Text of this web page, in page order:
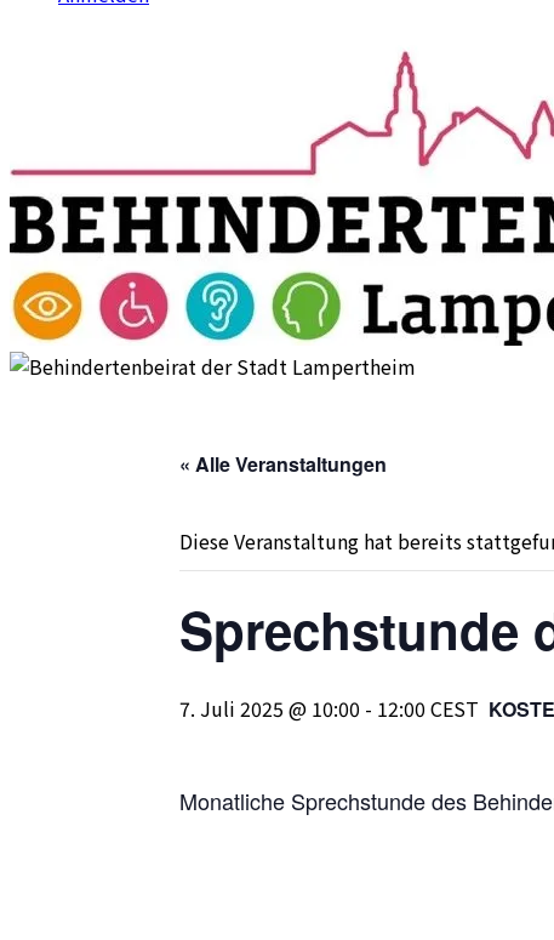
« Alle Veranstaltungen
Diese Veranstaltung hat bereits
Sprechstunde
7. Juli 2025 @ 10:00 - 12:00 CEST
Monatliche Sprechstunde des